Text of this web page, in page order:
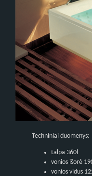
Techniniai duomenys:
talpa 360l
vonios išorė
vonios vidus